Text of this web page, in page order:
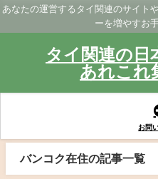
あなたの運営するタイ関連のサイ
ーを増やすお
タイ関連の日
あれこれ
お問
バンコク在住の記事一覧